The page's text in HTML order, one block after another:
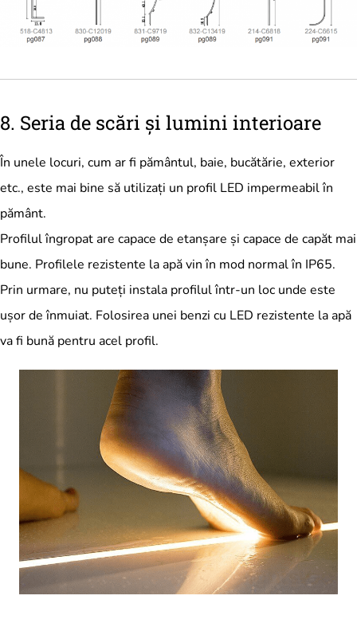
8. Seria de scări și lumini interioare
În unele locuri, cum ar fi pământul, baie, bucătărie, exterior
etc., este mai bine să utilizați un profil LED impermeabil în
pământ.
Profilul îngropat are capace de etanșare și capace de capăt mai
bune. Profilele rezistente la apă vin în mod normal în IP65.
Prin urmare, nu puteți instala profilul într-un loc unde este
ușor de înmuiat. Folosirea unei benzi cu LED rezistente la apă
va fi bună pentru acel profil.